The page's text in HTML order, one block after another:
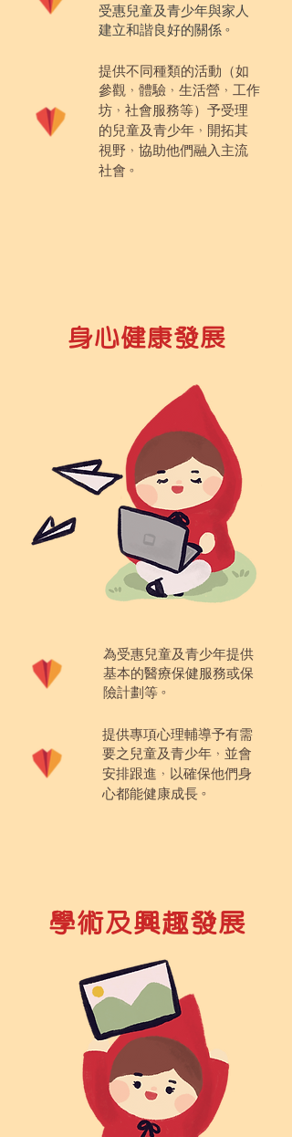
受惠兒童及青少年與家人
建立和諧良好的關係 。
提供不同種類的活動（如
參觀 ， 體驗 ， 生活營 ， 工作
坊 ， 社會服務等）予受理
的兒童及青少年 ， 開拓其
視野 ， 協助他們融入主流
社會 。
身心健康發展
為受惠兒童及青少年提供
基本的醫療保健服務或保
險計劃等 。
提供專項心理輔導予有需
要之兒童及青少年 ， 並會
安排跟進 ， 以確保他們身
心都能健康成長 。
學術及興趣發展